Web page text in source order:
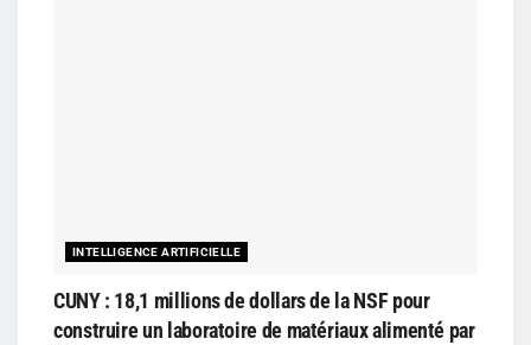
INTELLIGENCE ARTIFICIELLE
CUNY : 18,1 millions de dollars de la NSF pour
construire un laboratoire de matériaux alimenté par